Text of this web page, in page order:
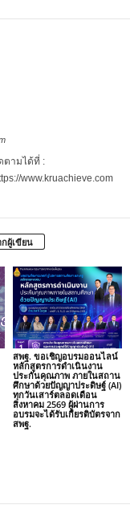
ตามได้ที่ :
www.kruachieve.com
กผู้เขียน
สพฐ. ขอเชิญอบรมออนไลน์
หลักสูตรการดำเนินงาน
ประกันคุณภาพ ภายในสถาน
ศึกษาด้วยปัญญาประดิษฐ์ (AI)
ทุกวันเสาร์ตลอดเดือน
สิงหาคม 2569 ผู้ผ่านการ
อบรมจะได้รับเกียรติบัตรจาก
สพฐ.